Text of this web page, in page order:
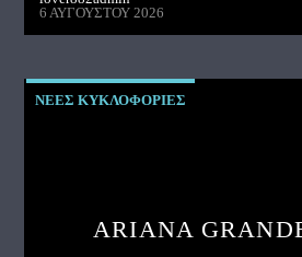
6 ΑΥΓΟΎΣΤΟΥ 2026
ΝΕΕΣ ΚΥΚΛΟΦΟΡΙΕΣ
ARIANA